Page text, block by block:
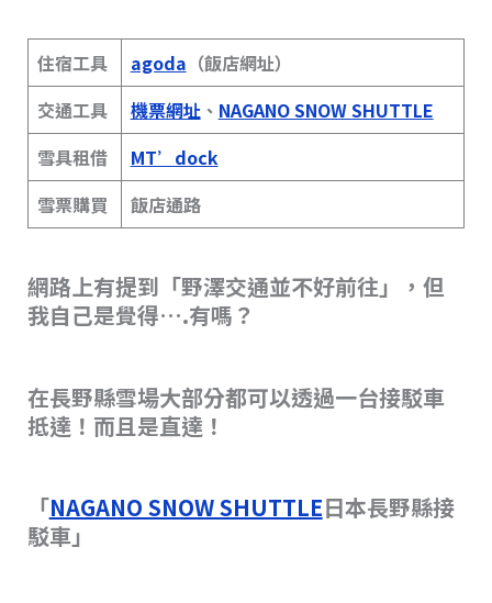
住宿工具 agoda （飯店網址）
交通工具
機票網址、 NAGANO SNOW SHUTTLE
雪具租借
MT’dock
雪票購買
飯店通路
網路上有提到「野澤交通並不好前往」，但
我自己是覺得….有嗎？
在長野縣雪場大部分都可以透過一台接駁車
抵達！而且是直達！
「NAGANO SNOW SHUTTLE日本長野縣接
駁車」